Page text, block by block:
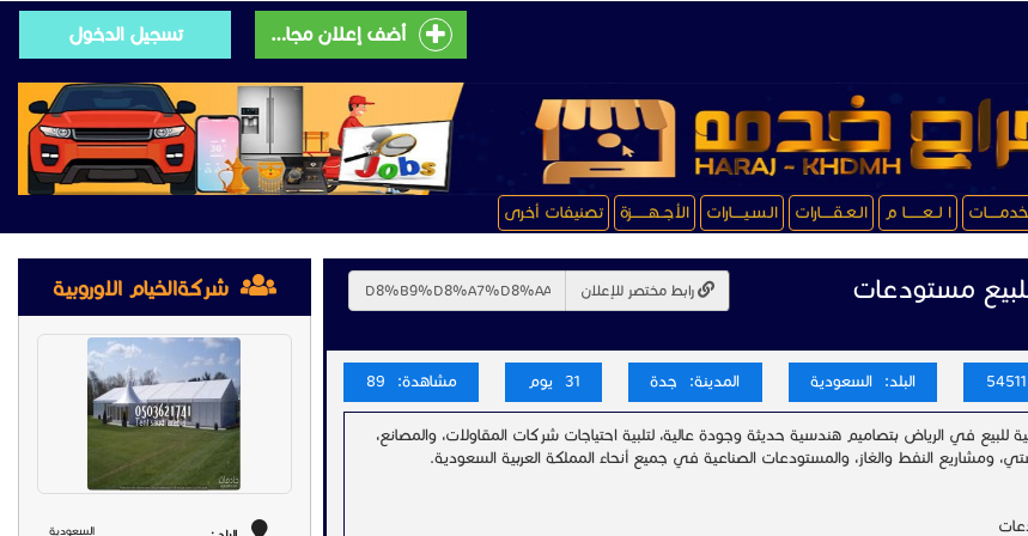
أضف إعلان مجانى تسجيل الدخول
ا لــعـــــــا م الـعـقـــــارات الـسـيـــــارات الأجــهـــــــزة تصنيفات أخرى
مستودعات رابط مختصر للإعلان
البلد: السعودية المدينة: جدة 31 يوم مشاهدة: 89
للبيع في الرياض بتصاميم هندسية حديثة وجودة عالية، لتلبية احتياجات شركات المقاولات، والمصانع،
ومشاريع النفط والغاز، والمستودعات الصناعية في جميع أنحاء المملكة العربية السعودية.
شركةالخيام الاوروبية
السعودية